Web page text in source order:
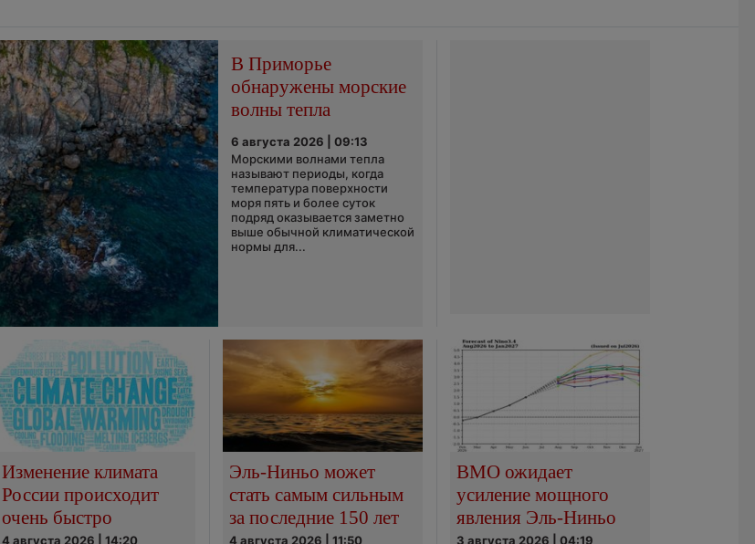
В Приморье
обнаружены морские
волны тепла
6 августа 2026 | 09:13
Морскими волнами тепла
называют периоды, когда
температура поверхности
моря пять и более суток
подряд оказывается заметно
выше обычной климатической
нормы для...
Изменение климата
России происходит
очень быстро
4 августа 2026 | 14:20
Эль-Ниньо может
стать самым сильным
за последние 150 лет
4 августа 2026 | 11:50
ВМО ожидает
усиление мощного
явления Эль-Ниньо
3 августа 2026 | 04:19